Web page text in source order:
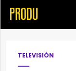
TELEVISIÓN